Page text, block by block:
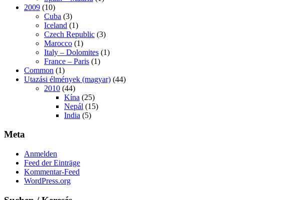
2009 (10)
Cuba (3)
Iceland (1)
Czech Republic (3)
Marocco (1)
Italy – Dolomites (1)
France – Paris (1)
Common (1)
Utazási élmények (magyar) (44)
2010 (44)
Kína (25)
Nepál (15)
India (5)
Meta
Anmelden
Feed der Einträge
Kommentar-Feed
WordPress.org